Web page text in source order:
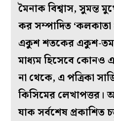
মৈনাক বিশ্বাস, সুমন্ত
কর সম্পাদিত ‘কলকাতা
একুশ শতকের একুশ-তম
মাধ্যম হিসেবে
না থেকে, এ পত্রিকা
কিসিমের
যাক সর্বশেষ প্রকাশিত